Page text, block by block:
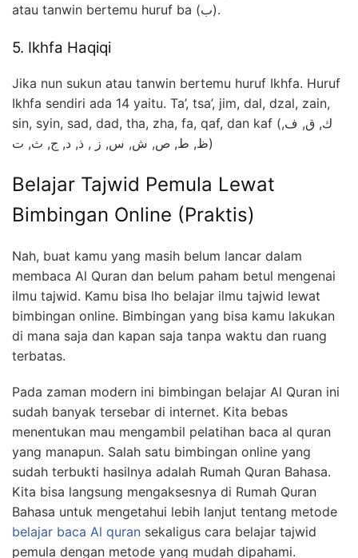
atau tanwin bertemu huruf ba (ب).
5. Ikhfa Haqiqi
Jika nun sukun atau tanwin bertemu huruf Ikhfa. Huruf
Ikhfa sendiri ada 14 yaitu. Ta’, tsa’, jim, dal, dzal, zain,
sin, syin, sad, dad, tha, zha, fa, qaf, dan kaf (ك, ق, ف,
ظ, ط, ص, ش, س, ز , ذ, د, ج, ث, ت)
Belajar Tajwid Pemula Lewat
Bimbingan Online (Praktis)
Nah, buat kamu yang masih belum lancar dalam
membaca Al Quran dan belum paham betul mengenai
ilmu tajwid. Kamu bisa lho belajar ilmu tajwid lewat
bimbingan online. Bimbingan yang bisa kamu lakukan
di mana saja dan kapan saja tanpa waktu dan ruang
terbatas.
Pada zaman modern ini bimbingan belajar Al Quran ini
sudah banyak tersebar di internet. Kita bebas
menentukan mau mengambil pelatihan baca al quran
yang manapun. Salah satu bimbingan online yang
sudah terbukti hasilnya adalah Rumah Quran Bahasa.
Kita bisa langsung mengaksesnya di Rumah Quran
Bahasa untuk mengetahui lebih lanjut tentang metode
belajar baca Al quran sekaligus cara belajar tajwid
pemula dengan metode yang mudah dipahami.